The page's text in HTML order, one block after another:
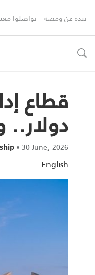
نبذة عن ومضة تواصلوا
toggle
•30 June, 2026
English